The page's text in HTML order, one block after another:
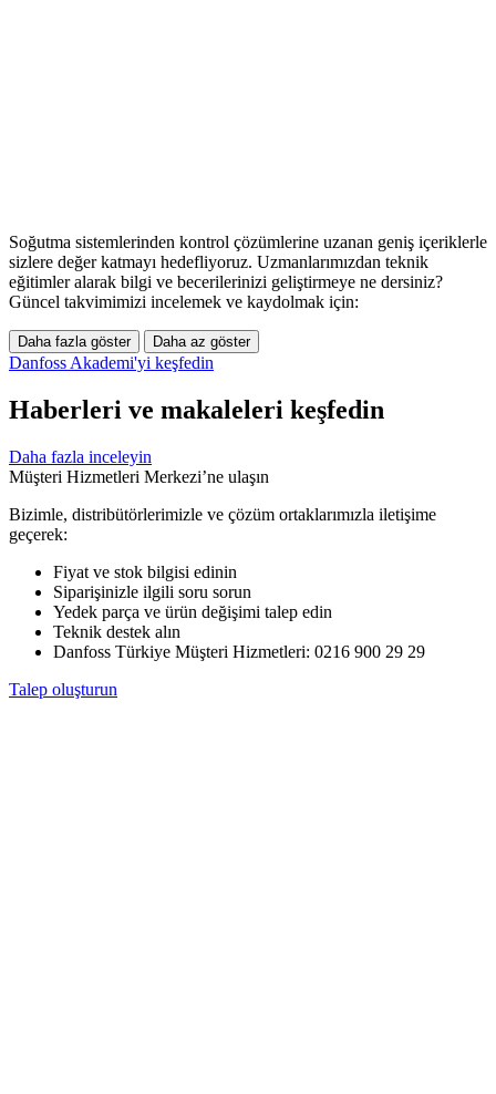
Soğutma sistemlerinden kontrol çözümlerine uzanan geniş içeriklerle
sizlere değer katmayı hedefliyoruz. Uzmanlarımızdan teknik
eğitimler alarak bilgi ve becerilerinizi geliştirmeye ne dersiniz?
Güncel takvimimizi incelemek ve kaydolmak için:
Daha fazla göster Daha az göster
Danfoss Akademi'yi keşfedin
Haberleri ve makaleleri keşfedin
Daha fazla inceleyin
Müşteri Hizmetleri Merkezi’ne ulaşın
Bizimle, distribütörlerimizle ve çözüm ortaklarımızla iletişime
geçerek:
Fiyat ve stok bilgisi edinin
Siparişinizle ilgili soru sorun
Yedek parça ve ürün değişimi talep edin
Teknik destek alın
Danfoss Türkiye Müşteri Hizmetleri: 0216 900 29 29
Talep oluşturun